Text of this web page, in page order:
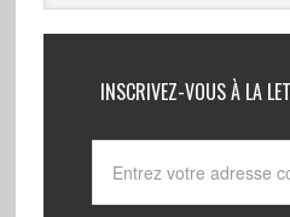
INSCRIVEZ-VOUS À LA